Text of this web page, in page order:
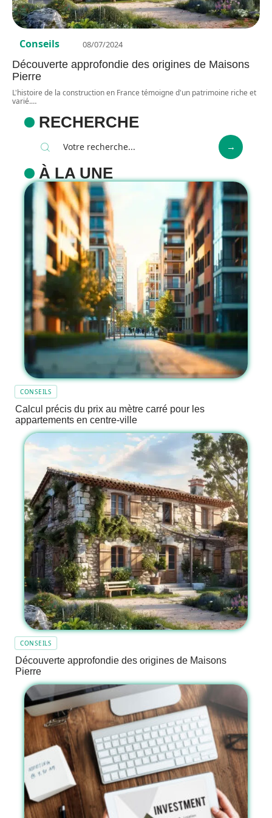
Conseils 08/07/2024
Découverte approfondie des origines de Maisons
Pierre
L'histoire de la construction en France témoigne d'un patrimoine riche et
varié.…
RECHERCHE
À LA UNE
CONSEILS
Calcul précis du prix au mètre carré pour les
appartements en centre-ville
CONSEILS
Découverte approfondie des origines de Maisons
Pierre